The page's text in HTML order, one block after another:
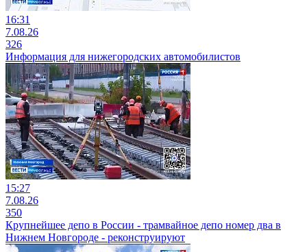
16:31
7.08.26
326
Информация для нижегородских автомобилистов
15:27
7.08.26
350
Крупнейшее депо в России - трамвайное депо номер два в
Нижнем Новгороде - реконструируют